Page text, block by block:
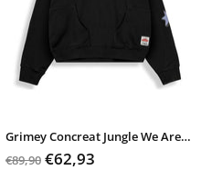
Grimey Concreat Jungle We Are Above
€89,90 €62,93